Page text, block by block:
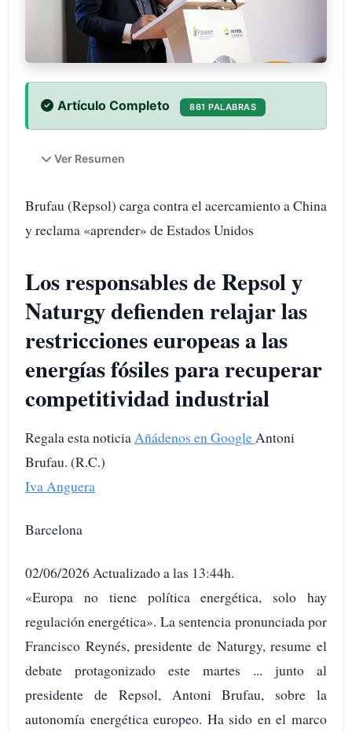
Artículo Completo 861 PALABRAS
Ver Resumen
Brufau (Repsol) carga contra el acercamiento a China
y reclama «aprender» de Estados Unidos
Los responsables de Repsol y
Naturgy defienden relajar las
restricciones europeas a las
energías fósiles para recuperar
competitividad industrial
Regala esta noticia Añádenos en Google Antoni
Brufau. (R.C.)
Iva Anguera
Barcelona
02/06/2026 Actualizado a las 13:44h.
«Europa no tiene política energética, solo hay
regulación energética». La sentencia pronunciada por
Francisco Reynés, presidente de Naturgy, resume el
debate protagonizado este martes ... junto al
presidente de Repsol, Antoni Brufau, sobre la
autonomía energética europeo. Ha sido en el marco